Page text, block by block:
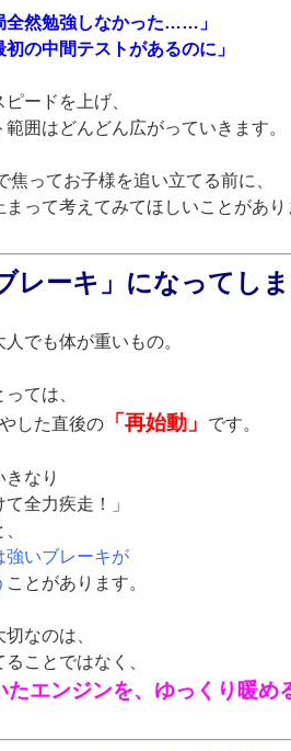
全然勉強しなかった……」
初の中間テストがあるのに」
ードを上げ、
囲はどんどん広がっていきます。
焦ってお子様を追い立てる前に、
って考えてみてほしいことがあり
レーキ」になってし
でも体が重いもの。
ては、
した直後の
「再始動」 です。
きなり
て全力疾走！」
強いブレーキが
ことがあります。
なのは、
ことではなく、
たエンジンを、ゆっくり暖め